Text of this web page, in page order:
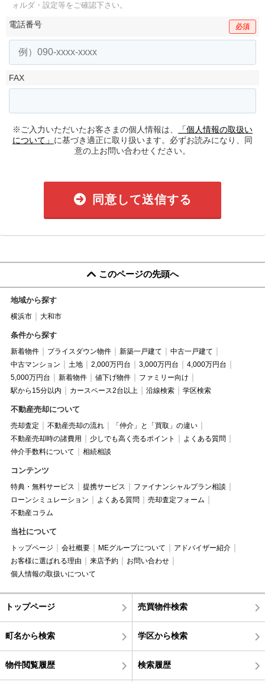
ォルダ・設定等をご確認下さい。
電話番号 必須
FAX
※ご入力いただいたお客さまの個人情報は、
「個人情報の取扱い
について」 に基づき適正に取り扱います。必ずお読みになり、同
意の上お問い合わせください。
同意して送信する
このページの先頭へ
地域から探す
横浜市 大和市
条件から探す
新着物件 プライスダウン物件 新築一戸建て
中古一戸建て
中古マンション
土地 2,000万円台 3,000万円台
4,000万円台
5,000万円台
新着物件 値下げ物件
ファミリー向け
駅から15分以内
カースペース2台以上 沿線検索 学区検索
不動産売却について
売却査定 不動産売却の流れ
「仲介」と「買取」の違い
不動産売却時の諸費用
少しでも高く売るポイント
よくある質問
仲介手数料について
相続相談
コンテンツ
特典・無料サービス 提携サービス
ファイナンシャルプラン相談
ローンシミュレーション
よくある質問
売却査定フォーム
不動産コラム
当社について
トップページ 会社概要 MEグループについて
アドバイザー紹介
お客様に選ばれる理由
来店予約
お問い合わせ
個人情報の取扱いについて
トップページ 売買物件検索
町名から検索 学区から検索
物件閲覧履歴 検索履歴